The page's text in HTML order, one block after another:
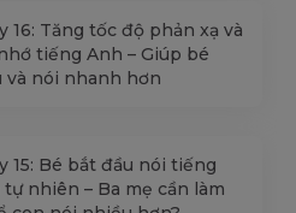
16: Tăng tốc độ phản xạ và
tiếng Anh – Giúp bé
và nói nhanh hơn
15: Bé bắt đầu nói tiếng
nhiên – Ba mẹ cần làm